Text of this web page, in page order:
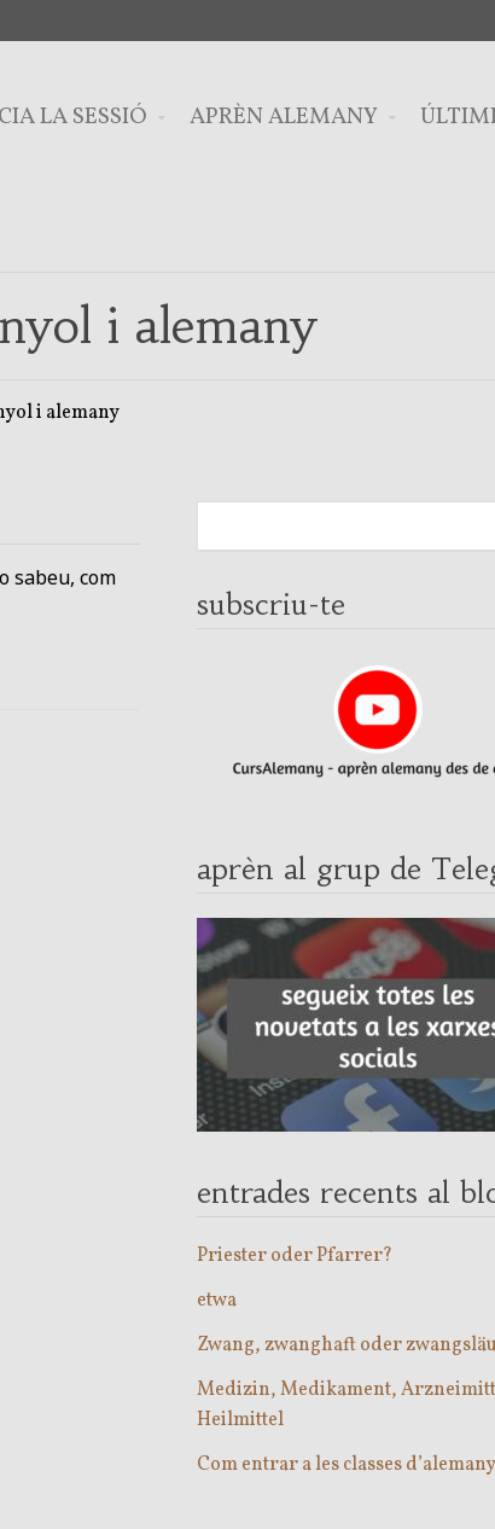
LA SESSIÓ APRÈN ALEMANY
i alemany
i alemany
sabeu, com
subscriu-te
aprèn al grup de
entrades recents al
Priester oder Pfarrer?
etwa
Zwang, zwanghaft oder
Medizin, Medikament,
Heilmittel
Com entrar a les classes